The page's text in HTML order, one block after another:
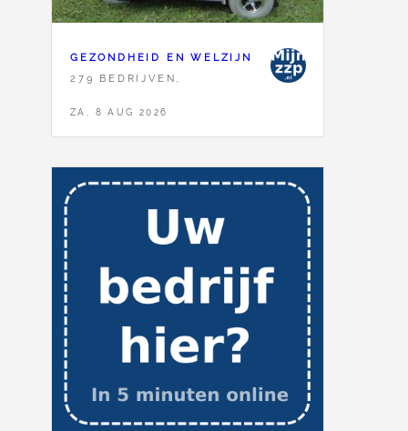
GEZONDHEID EN WELZIJN
279 BEDRIJVEN,
ZA, 8 AUG 2026